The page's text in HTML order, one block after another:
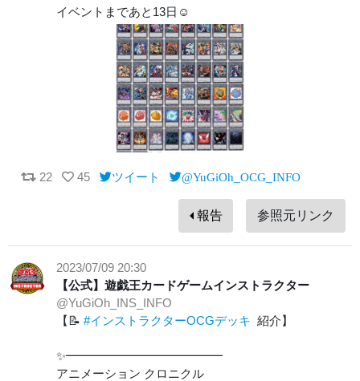
イベントまであと13日☺️
22 45 ツイート @YuGiOh_OCG_INFO
報告 参照元リンク
2023/07/09 20:30
【公式】遊戯王カードゲームインストラクター
@YuGiOh_INS_INFO
【📝 #インストラクターOCGデッキ 紹介】
✨━━━━━━━━━━━━━
アニメーション クロニクル